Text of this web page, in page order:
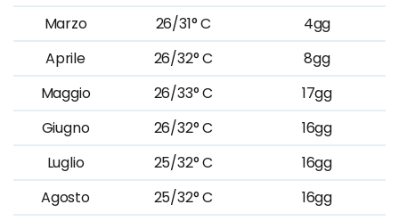
Marzo
26/31° C
4gg
Aprile
26/32° C
8gg
Maggio
26/33° C
17gg
Giugno
26/32° C
16gg
Luglio
25/32° C
16gg
Agosto
25/32° C
16gg